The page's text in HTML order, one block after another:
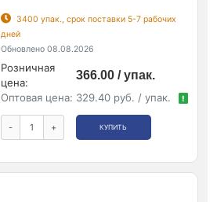
3400 упак., срок поставки 5-7 рабочих
дней
Обновлено 08.08.2026
Розничная
цена:
366.00 / упак.
Оптовая цена: 329.40 руб. / упак. !
- + КУПИТЬ